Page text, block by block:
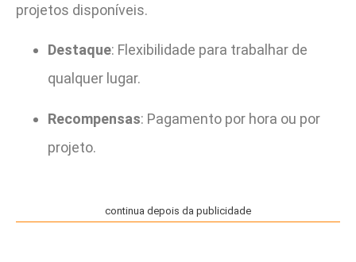
projetos disponíveis.
Destaque: Flexibilidade para trabalhar de
qualquer lugar.
Recompensas: Pagamento por hora ou por
projeto.
continua depois da publicidade